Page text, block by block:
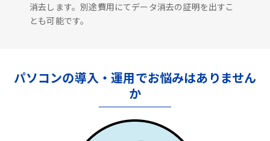
消去します。別途費用にてデータ消去の証明を出すこ
とも可能です。
パソコンの導入・運用でお悩みはありません
か